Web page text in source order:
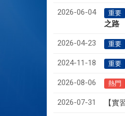
2026-06-04 重要
之路
2026-04-23 重要
2024-11-18 重要
2026-08-06 熱門
2026-07-31 【